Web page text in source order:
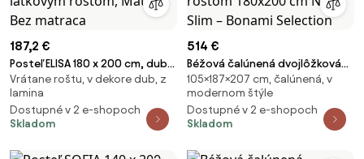
187,2 €
Posteľ ELISA 180 x 200 cm, dub
artisan Rošt: S latkovým
roštom, Matrac: Bez matraca
Vrátane roštu, v dekore dub, z
lamina
Dostupné v 2 e-shopoch
Skladom
514 €
Béžová čalúnená dvojlôžková
posteľ s roštom 180x200 cm
Noira Slim – Bonami Selection
105×187×207 cm, čalúnená, v
modernom štýle
Dostupné v 2 e-shopoch
Skladom